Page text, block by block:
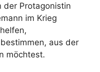
der Protagonistin
im Krieg
aus der
möchtest.